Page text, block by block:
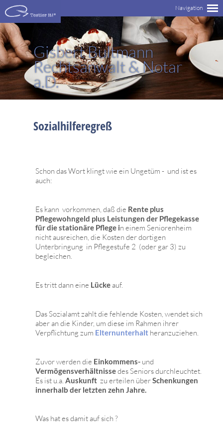
Gisbert Bultmann
Rechtsanwalt & Notar
a.D.
Sozialhilferegreß
Schon das Wort klingt wie ein Ungetüm - und ist es
auch:
Es kann vorkommen, daß die Rente plus
Pflegewohngeld plus Leistungen der Pflegekasse
für die stationäre Pflege in einem Seniorenheim
nicht ausreichen, die Kosten der dortigen
Unterbringung in Pflegestufe 2 (oder gar 3) zu
begleichen.
Es tritt dann eine Lücke auf.
Das Sozialamt zahlt die fehlende Kosten, wendet sich
aber an die Kinder, um diese im Rahmen ihrer
Verpflichtung zum Elternunterhalt heranzuziehen.
Zuvor werden die Einkommens- und
Vermögensverhältnissedes Seniors durchleuchtet.
Es ist u.a. Auskunft zu erteilen überSchenkungen
innerhalb der letzten zehn Jahre.
Was hat es damit auf sich ?